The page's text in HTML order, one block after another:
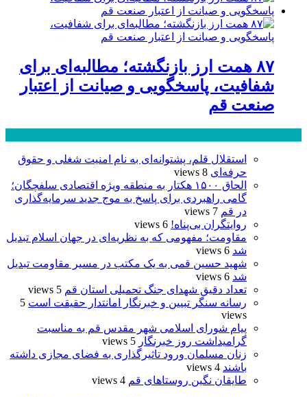
۸۷ همت ارز بازنگشته؛ مطالبه‌ای برای
شفافیت، پاسخگویی و صیانت از اعتبار
صنعت قم
استقلال قلم، پشتوانه‌ای به نام امنیت شغلی و حقوق
حرفه‌ای 8 views
الحاق ۱۵۰۰ هکتار به منطقه ویژه اقتصادی سلفچگان؛
گامی راهبردی برای پاسخ به موج جدید سرمایه‌گذاری
در قم 7 views
روایتگران بی‌پناه! 6 views
مقاومت؛ مفهومی که به نظریه‌ای در جهان اسلام تبدیل
شد 6 views
شهید حسین قمی به یک مکتب در مسیر مقاومت تبدیل
شد 6 views
تعداد دقیق شهدای جنگ تحمیلی استان قم 5 views
رسانه سنگر تبیین و خبرنگار امانتدار حقیقت است 5
views
پیام شورای اسلامی شهر مقدس قم به مناسبت
گرامیداشت روز خبرنگار 5 views
زنان مسلمان ورود تاثیرگذاری به فضای مجازی داشته
باشند 4 views
طایقان نگین روستاهای قم 4 views